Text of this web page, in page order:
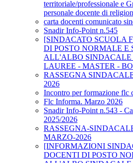
territoriale/professionale e
personale docente di
carta docenti comunicato
Snadir Info-Point n.545
[SINDACATO SCUOLA
DI POSTO NORMALE E
ALL'ALBO SINDACALE
LAUREE - MASTER -
RASSEGNA
2026
Incontro per formazione flc
Flc Informa. Marzo 2026
Snadir Info-Point n.543 -
2025/2026
RASSEGNA-
MARZO-2026
[INFORMAZIONI
DOCENTI DI POSTO